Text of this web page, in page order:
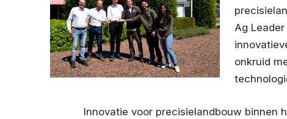
Ag
onkruid
Innovatie voor precisielandbouw binnen